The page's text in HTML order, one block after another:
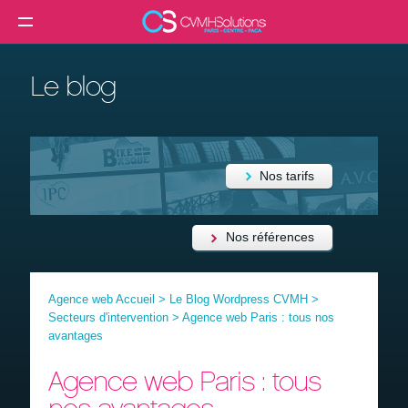
MENU
Créer un site internet
Création de site e-commerce
Création de site vitrine
Formation
Contact
Le blog
Nos tarifs
Nos références
Agence web Accueil > Le Blog Wordpress CVMH >
Secteurs d'intervention > Agence web Paris : tous nos
avantages
Agence web Paris : tous